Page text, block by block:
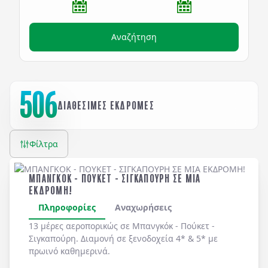
Αναζήτηση
506ΔΙΑΘΕΣΙΜΕΣ ΕΚΔΡΟΜΕΣ
Φίλτρα
ΜΠΑΝΓΚΟΚ - ΠΟΥΚΕΤ - ΣΙΓΚΑΠΟΥΡΗ ΣΕ ΜΙΑ
ΕΚΔΡΟΜΗ!
Πληροφορίες
Αναχωρήσεις
13 μέρες αεροπορικώς σε Μπανγκόκ - Πούκετ -
Σιγκαπούρη. Διαμονή σε ξενοδοχεία 4* & 5* με
πρωινό καθημερινά.